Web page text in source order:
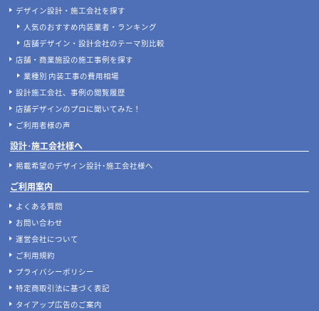
デザイン設計・施工会社を探す
人気のおすすめ内装業者・ランキング
店舗デザイン・設計会社のテーマ別比較
店舗・商業施設の施工事例を探す
業種別 内装工事の費用相場
設計施工会社、事例の閲覧履歴
店舗デザインのプロに聞いてみた！
ご利用者様の声
設計･施工会社様へ
掲載希望のデザイン設計･施工会社様へ
ご利用案内
よくある質問
お問い合わせ
運営会社について
ご利用規約
プライバシーポリシー
特定商取引法に基づく表記
タイアップ広告のご案内